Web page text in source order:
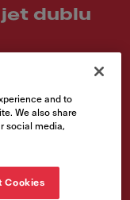
dublu
and to
We also share
social media,
Cookies